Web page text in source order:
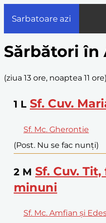
Sarbatoare azi
Sărbători în
(ziua 13 ore, noaptea 11 ore)
1 L Sf. Cuv.
Sf. Mc. Gherontie
(Post. Nu se fac nunți)
2 M Sf. Cuv.
minuni
Sf. Mc. Amfian și